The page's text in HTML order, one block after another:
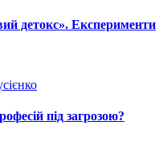
детокс». Експерименти
під загрозою?